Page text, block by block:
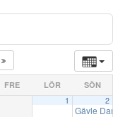
FRE LÖR
SÖN
1
2
Gävle Darren